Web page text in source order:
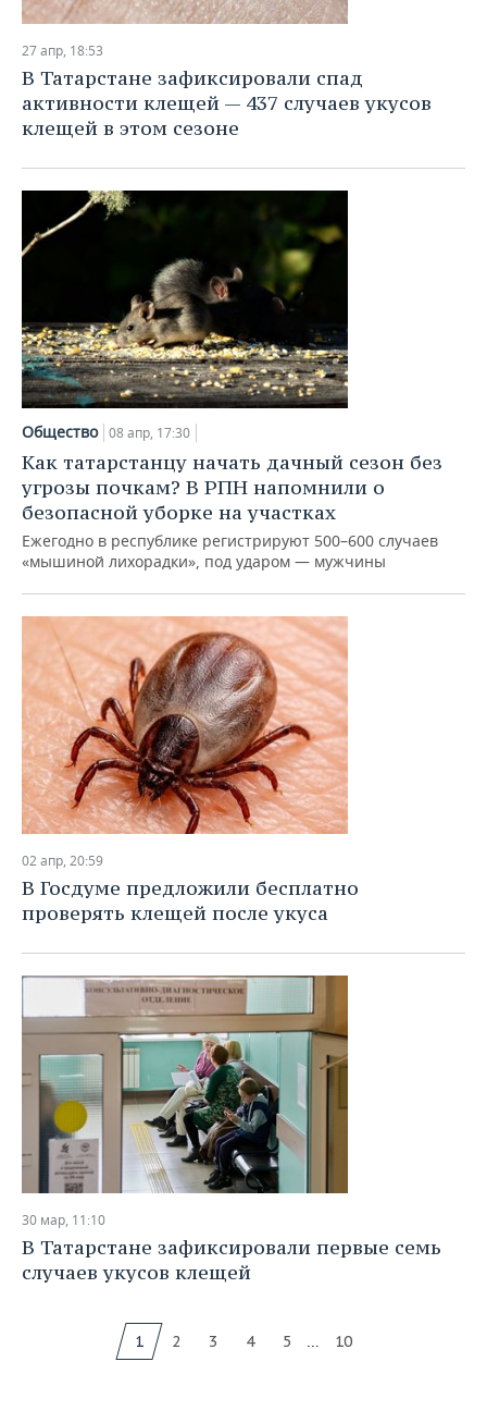
27 апр, 18:53
В Татарстане зафиксировали спад
активности клещей — 437 случаев укусов
клещей в этом сезоне
Общество 08 апр, 17:30
Как татарстанцу начать дачный сезон без
угрозы почкам? В РПН напомнили о
безопасной уборке на участках
Ежегодно в республике регистрируют 500–600 случаев
«мышиной лихорадки», под ударом — мужчины
02 апр, 20:59
В Госдуме предложили бесплатно
проверять клещей после укуса
30 мар, 11:10
В Татарстане зафиксировали первые семь
случаев укусов клещей
1 2 3 4 5 ... 10